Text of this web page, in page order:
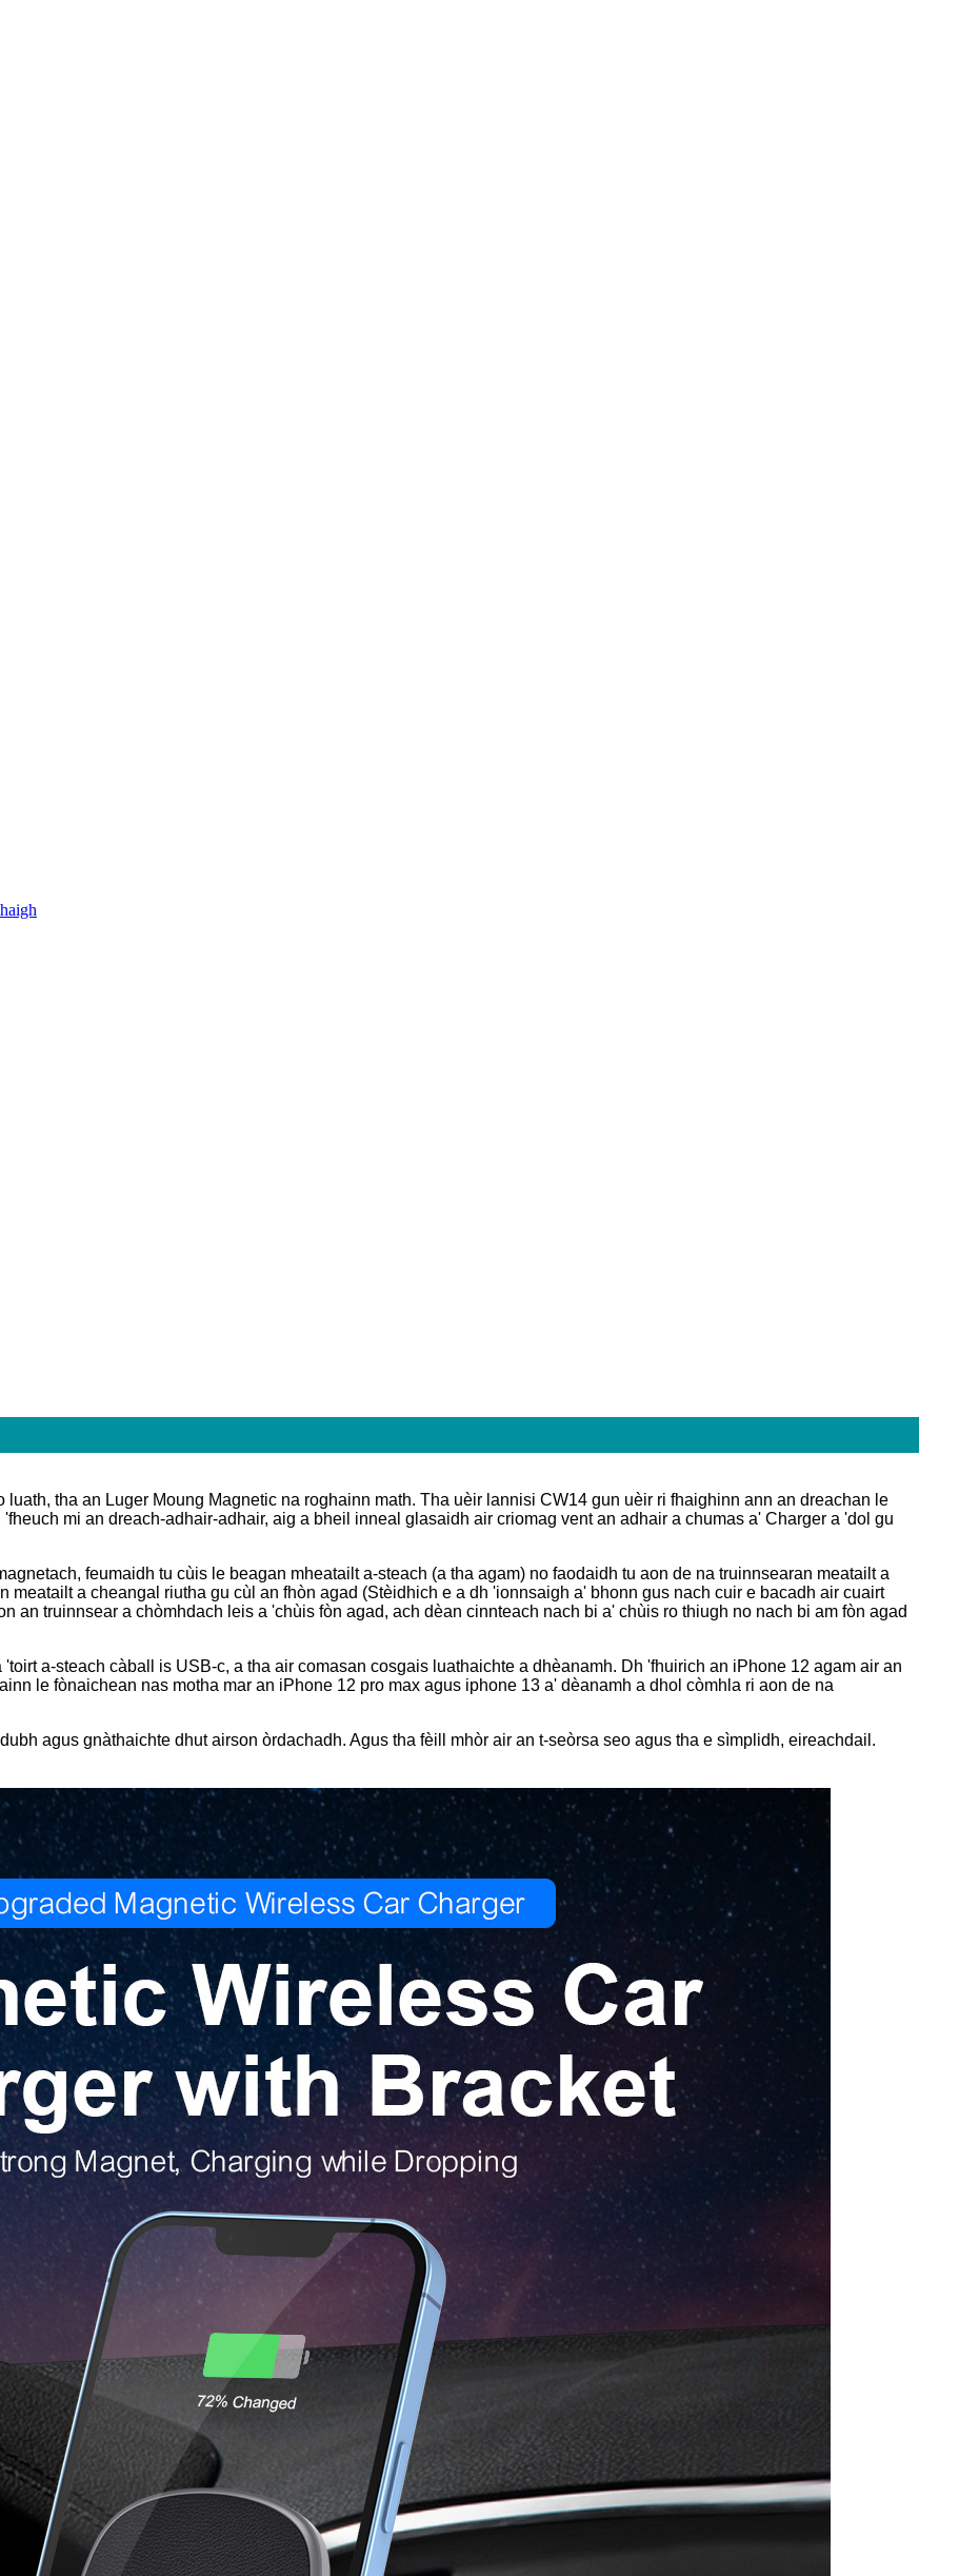
tha an Luger Moung Magnetic na roghainn math. Tha uèir lannisi CW14 gun uèir ri fhaighinn ann an dreachan le
mi an dreach-adhair-adhair, aig a bheil inneal glasaidh air criomag vent an adhair a chumas a' Charger a 'dol gu
feumaidh tu cùis le beagan mheatailt a-steach (a tha agam) no faodaidh tu aon de na truinnsearan meatailt a
meatailt a cheangal riutha gu cùl an fhòn agad (Stèidhich e a dh 'ionnsaigh a' bhonn gus nach cuir e bacadh air cuairt
an truinnsear a chòmhdach leis a 'chùis fòn agad, ach dèan cinnteach nach bi a' chùis ro thiugh no nach bi am fòn agad
a-steach càball is USB-c, a tha air comasan cosgais luathaichte a dhèanamh. Dh 'fhuirich an iPhone 12 agam air an
le fònaichean nas motha mar an iPhone 12 pro max agus iphone 13 a' dèanamh a dhol còmhla ri aon de na
agus gnàthaichte dhut airson òrdachadh. Agus tha fèill mhòr air an t-seòrsa seo agus tha e sìmplidh, eireachdail.